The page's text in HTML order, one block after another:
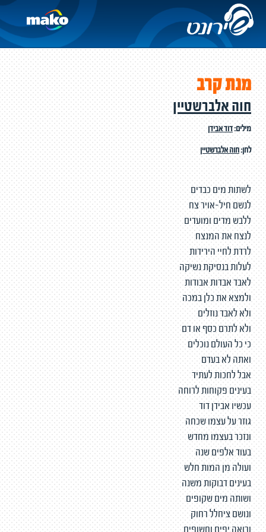
מנת קרב
חוה אלברשטיין
מילים:דוד אבידן
לחן:חוה אלברשטיין
לשתות מים כבדים
לנשם חיל-אויר צח
ללבש מדים ומועדים
לנצח את המנצח
לרדת לחיי הירידות
לעלות בנסיקת נשיקה
לאבד אבדות אבודות
ולמצא את כלן במכה
ולא לאבד נוזלים
ולא לתרם כסף או דם
כי כל העולם נוכלים
ואתה לא בעדם
אבל לחכות לעתיד
בעינים פקוחות לרוחה
עכשיו אבידן דוד
גוזר על עצמו שכחה
ונזכר בעצמו מחדש
בעוד אלפים שנה
ועולה מן המות חלש
בעינים דבוקות משנה
ושותה מים שקופים
ונושם ציחלל רחוק